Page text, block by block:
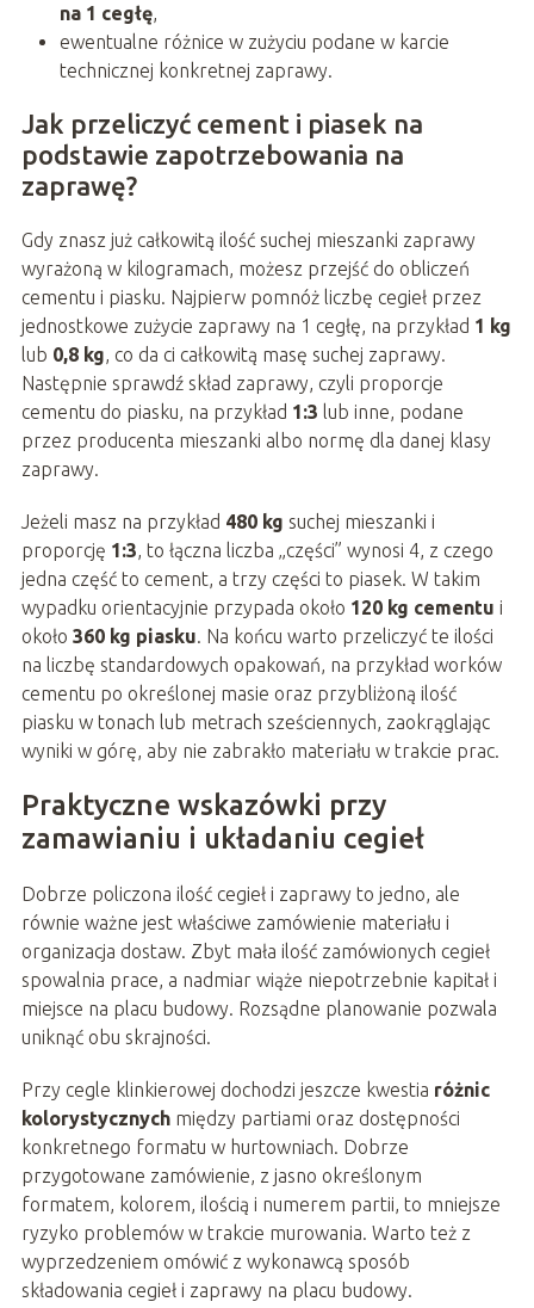
na 1 cegłę,
ewentualne różnice w zużyciu podane w karcie
technicznej konkretnej zaprawy.
Jak przeliczyć cement i piasek na
podstawie zapotrzebowania na
zaprawę?
Gdy znasz już całkowitą ilość suchej mieszanki zaprawy
wyrażoną w kilogramach, możesz przejść do obliczeń
cementu i piasku. Najpierw pomnóż liczbę cegieł przez
jednostkowe zużycie zaprawy na 1 cegłę, na przykład 1 kg
lub 0,8 kg , co da ci całkowitą masę suchej zaprawy.
Następnie sprawdź skład zaprawy, czyli proporcje
cementu do piasku, na przykład 1:3 lub inne, podane
przez producenta mieszanki albo normę dla danej klasy
zaprawy.
Jeżeli masz na przykład 480 kg suchej mieszanki i
proporcję 1:3 , to łączna liczba „części” wynosi 4, z czego
jedna część to cement, a trzy części to piasek. W takim
wypadku orientacyjnie przypada około 120 kg cementu i
około 360 kg piasku . Na końcu warto przeliczyć te ilości
na liczbę standardowych opakowań, na przykład worków
cementu po określonej masie oraz przybliżoną ilość
piasku w tonach lub metrach sześciennych, zaokrąglając
wyniki w górę, aby nie zabrakło materiału w trakcie prac.
Praktyczne wskazówki przy
zamawianiu i układaniu cegieł
Dobrze policzona ilość cegieł i zaprawy to jedno, ale
równie ważne jest właściwe zamówienie materiału i
organizacja dostaw. Zbyt mała ilość zamówionych cegieł
spowalnia prace, a nadmiar wiąże niepotrzebnie kapitał i
miejsce na placu budowy. Rozsądne planowanie pozwala
uniknąć obu skrajności.
Przy cegle klinkierowej dochodzi jeszcze kwestia różnic
kolorystycznychmiędzy partiami oraz dostępności
konkretnego formatu w hurtowniach. Dobrze
przygotowane zamówienie, z jasno określonym
formatem, kolorem, ilością i numerem partii, to mniejsze
ryzyko problemów w trakcie murowania. Warto też z
wyprzedzeniem omówić z wykonawcą sposób
składowania cegieł i zaprawy na placu budowy.